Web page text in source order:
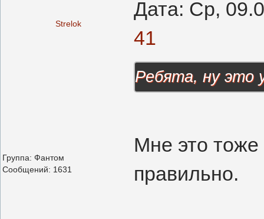
Strelok
Дата: Ср,
41
Группа: Фантом
Сообщений: 1631
Ребята, ну это
Мне это тоже
правильно.